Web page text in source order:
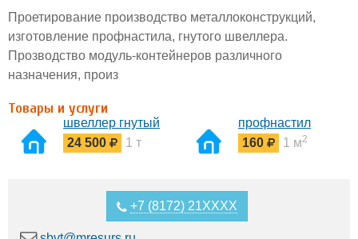
Проетирование производство металлоконструкций,
изготовление профнастила, гнутого швеллера.
Прозводство модуль-контейнеров различного
назначения, произ
Товары и услуги
швеллер гнутый
24 500
1 т
профнастил
160
1 м2
+7 (8172) 21XXXX